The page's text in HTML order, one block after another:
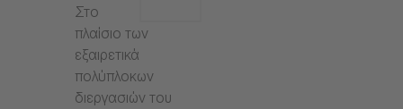
Στο
πλαίσιο των
εξαιρετικά
πολύπλοκων
διεργασιών του